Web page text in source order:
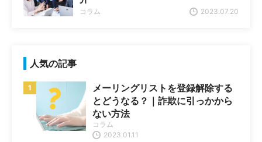
2023.07.20
コラム
人気の記事
メーリングリストを登録解除する
とどうなる？｜詐欺に引っかから
ない方法
2023.01.11
コラム